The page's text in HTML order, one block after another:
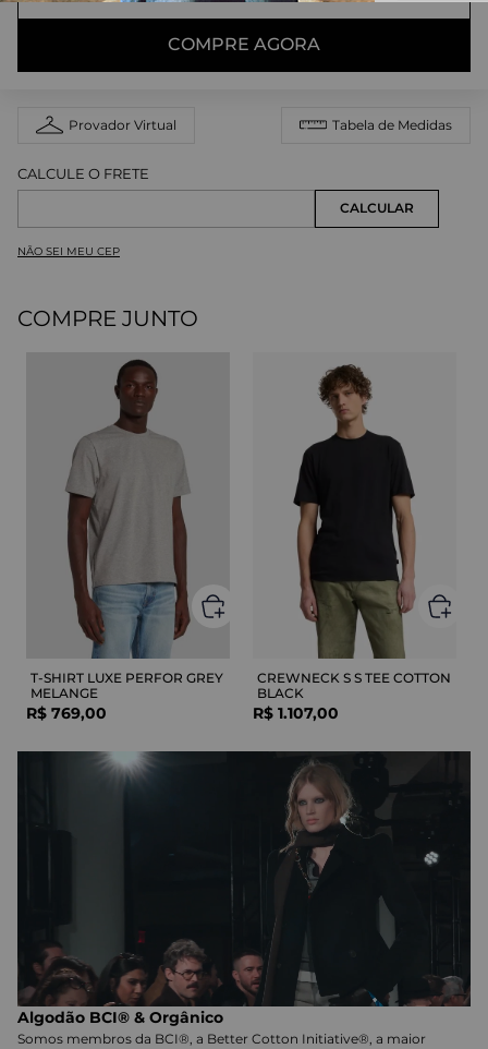
COMPRE AGORA
Provador Virtual Tabela de Medidas
NÃO SEI MEU CEP
COMPRE JUNTO
T-SHIRT LUXE PERFOR GREY
MELANGE
R$ 769,00
CREWNECK S S TEE COTTON
BLACK
R$ 1.107,00
Algodão BCI® & Orgânico
Somos membros da BCI®, a Better Cotton Initiative®, a maior